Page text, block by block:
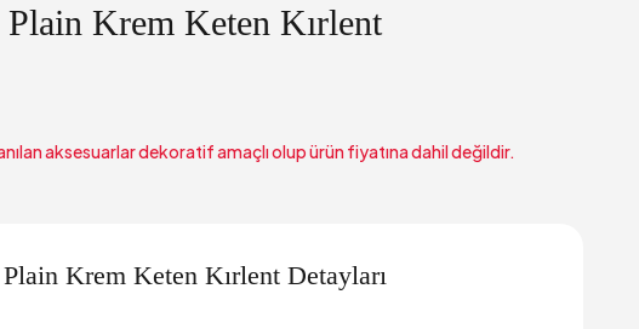
Plain Krem Keten Kırlent
aksesuarlar dekoratif amaçlı olup ürün fiyatına dahil değildir.
Plain Krem Keten Kırlent Detayları